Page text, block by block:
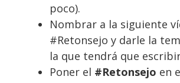
poco).
Nombrar a la siguiente
#Retonsejo y darle la
la que tendrá que
Poner el #Retonsejo en